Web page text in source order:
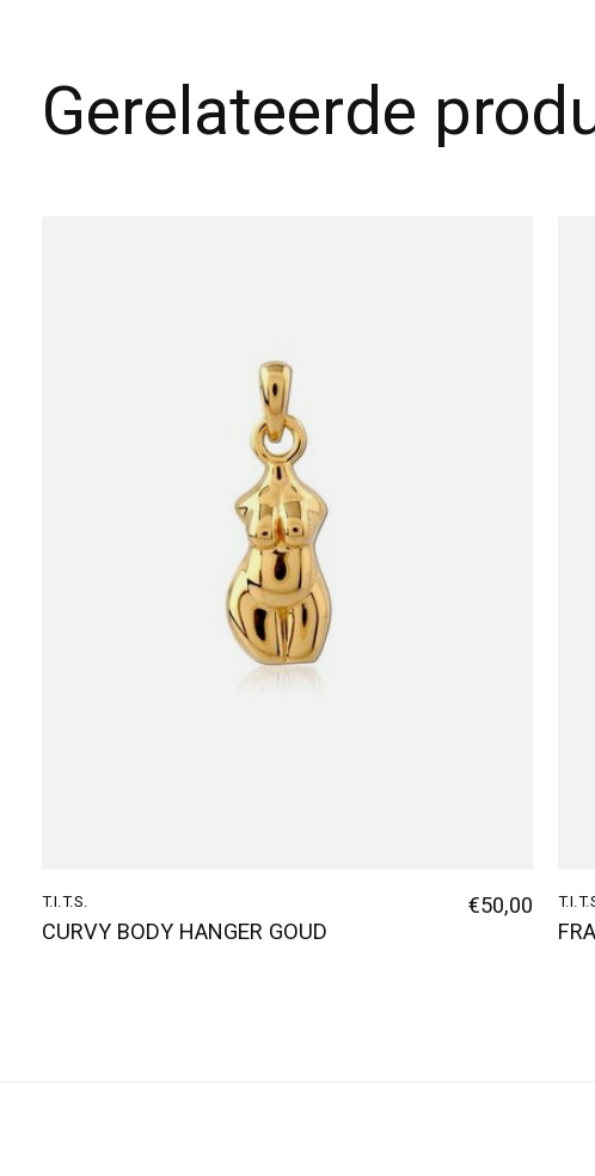
Gerelateerde
T.I.T.S.
CURVY BODY HANGER GOUD
€50,00